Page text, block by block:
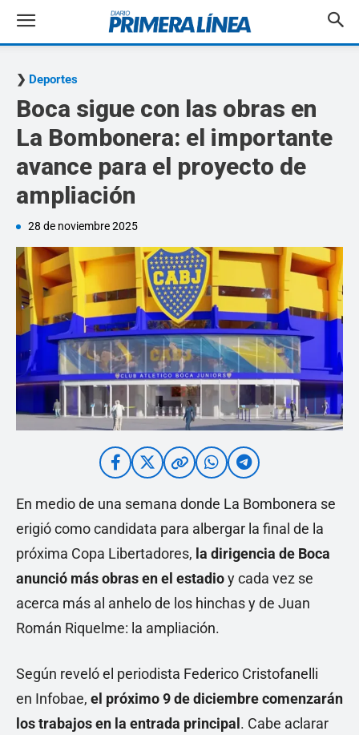
Deportes
Boca sigue con las obras en
La Bombonera: el importante
avance para el proyecto de
ampliación
28 de noviembre 2025
En medio de una semana donde La Bombonera se
erigió como candidata para albergar la final de la
próxima Copa Libertadores, la dirigencia de Boca
anunció más obras en el estadioy cada vez se
acerca más al anhelo de los hinchas y de Juan
Román Riquelme: la ampliación.
Según reveló el periodista Federico Cristofanelli
en Infobae, el próximo 9 de diciembre comenzarán
los trabajos en la entrada principal . Cabe aclarar